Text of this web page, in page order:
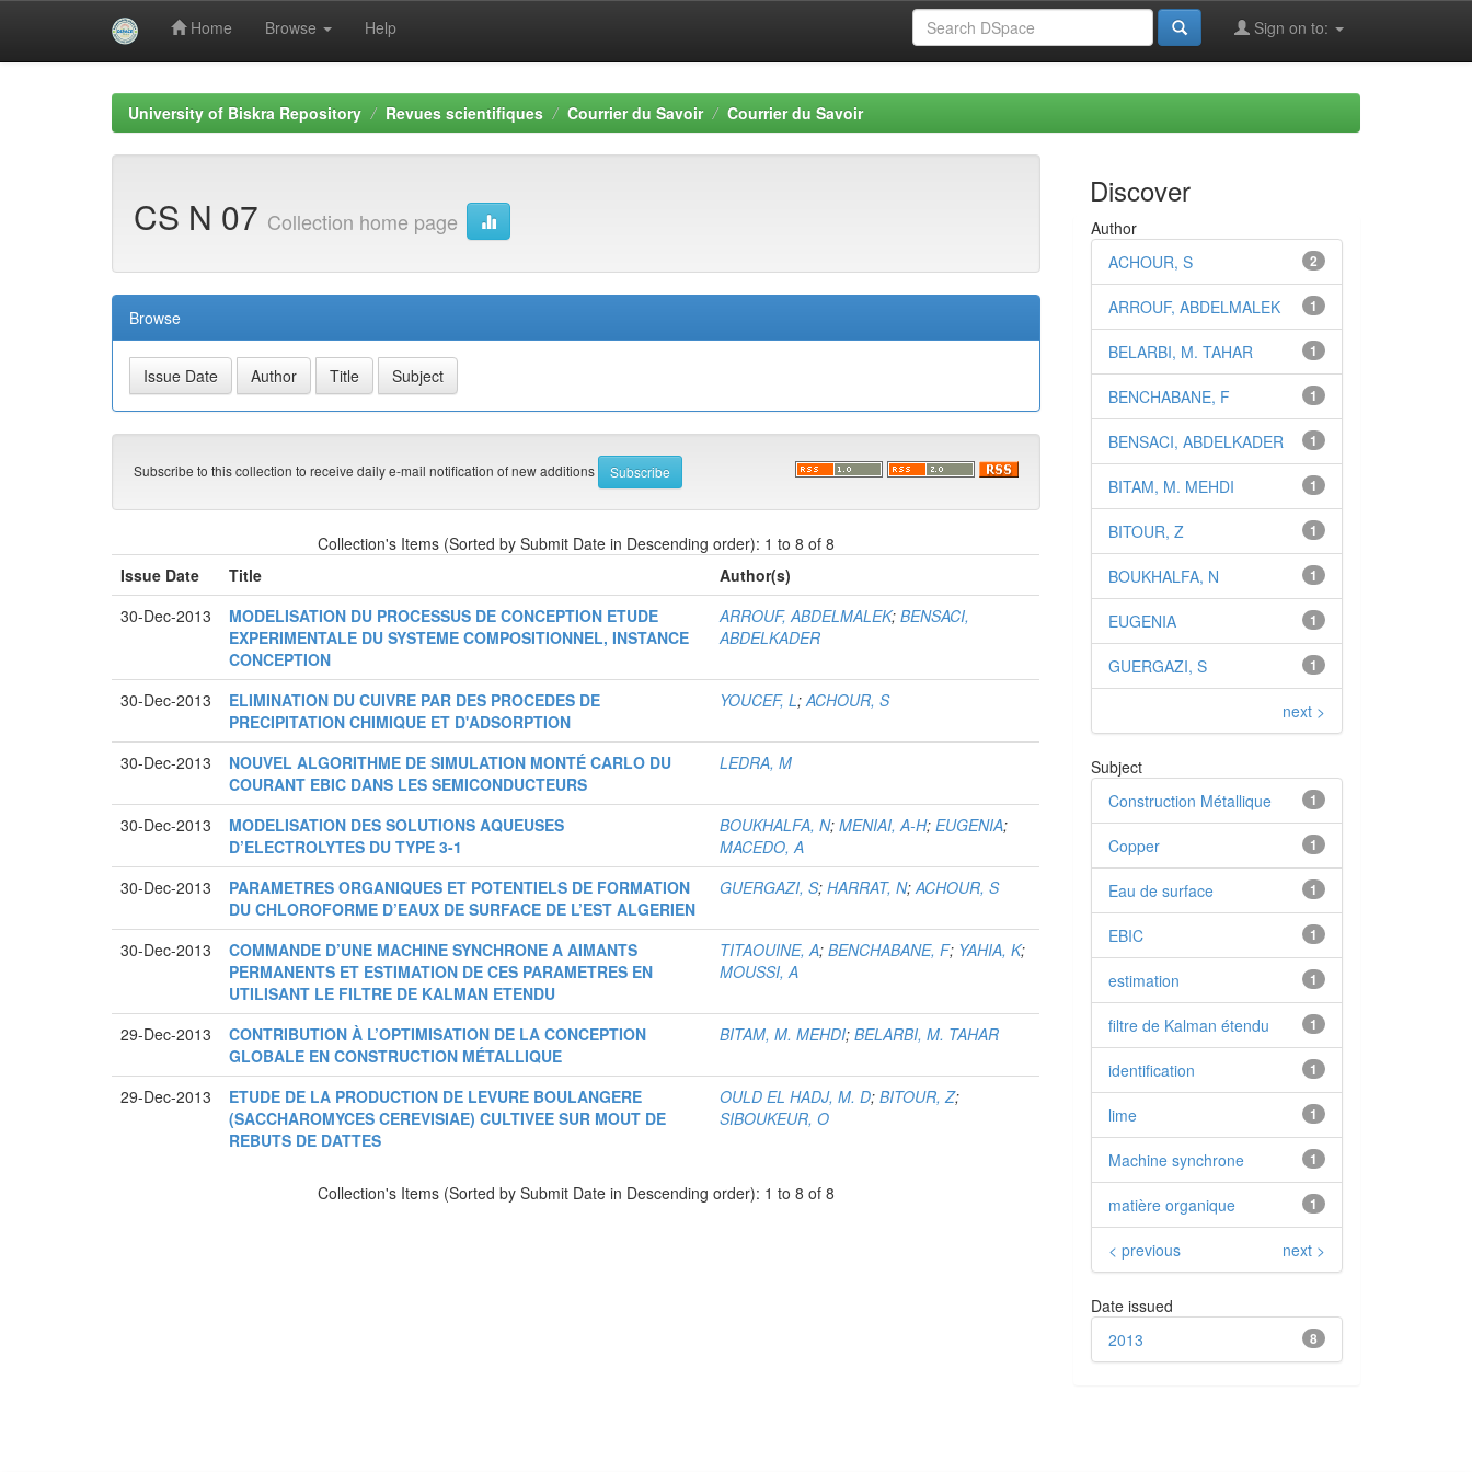
Home Browse Help Sign on to:
University of Biskra Repository Revues scientifiques Courrier du Savoir Courrier du Savoir
CS N 07 Collection home page
Browse
Subscribe to this collection to receive daily e-mail notification of new additions
Collection's Items (Sorted by Submit Date in Descending order): 1 to 8 of 8
Issue Date
Title
Author(s)
30-Dec-2013
MODELISATION DU PROCESSUS DE CONCEPTION ETUDE
EXPERIMENTALE DU SYSTEME COMPOSITIONNEL, INSTANCE
CONCEPTION
ARROUF, ABDELMALEK;BENSACI,
ABDELKADER
30-Dec-2013
ELIMINATION DU CUIVRE PAR DES PROCEDES DE
PRECIPITATION CHIMIQUE ET D'ADSORPTION
YOUCEF, L;ACHOUR, S
30-Dec-2013
NOUVEL ALGORITHME DE SIMULATION MONTÉ CARLO DU
COURANT EBIC DANS LES SEMICONDUCTEURS
LEDRA, M
30-Dec-2013
MODELISATION DES SOLUTIONS AQUEUSES
D’ELECTROLYTES DU TYPE 3-1
BOUKHALFA, N;MENIAI, A-H;EUGENIA;
MACEDO, A
30-Dec-2013
PARAMETRES ORGANIQUES ET POTENTIELS DE FORMATION
DU CHLOROFORME D’EAUX DE SURFACE DE L’EST ALGERIEN
GUERGAZI, S;HARRAT, N;ACHOUR, S
30-Dec-2013
COMMANDE D’UNE MACHINE SYNCHRONE A AIMANTS
PERMANENTS ET ESTIMATION DE CES PARAMETRES EN
UTILISANT LE FILTRE DE KALMAN ETENDU
TITAOUINE, A;BENCHABANE, F; YAHIA, K;
MOUSSI, A
29-Dec-2013
CONTRIBUTION À L’OPTIMISATION DE LA CONCEPTION
GLOBALE EN CONSTRUCTION MÉTALLIQUE
BITAM, M. MEHDI;BELARBI, M. TAHAR
29-Dec-2013
ETUDE DE LA PRODUCTION DE LEVURE BOULANGERE
(SACCHAROMYCES CEREVISIAE) CULTIVEE SUR MOUT DE
REBUTS DE DATTES
OULD EL HADJ, M. D;BITOUR, Z;
SIBOUKEUR, O
Collection's Items (Sorted by Submit Date in Descending order): 1 to 8 of 8
Discover
Author
2
ACHOUR, S
1
ARROUF, ABDELMALEK
1
BELARBI, M. TAHAR
1
BENCHABANE, F
1
BENSACI, ABDELKADER
1
BITAM, M. MEHDI
1
BITOUR, Z
1
BOUKHALFA, N
1
EUGENIA
1
GUERGAZI, S
next >
Subject
1
Construction Métallique
1
Copper
1
Eau de surface
1
EBIC
1
estimation
1
filtre de Kalman étendu
1
identification
1
lime
1
Machine synchrone
1
matière organique
< previous next >
Date issued
8
2013